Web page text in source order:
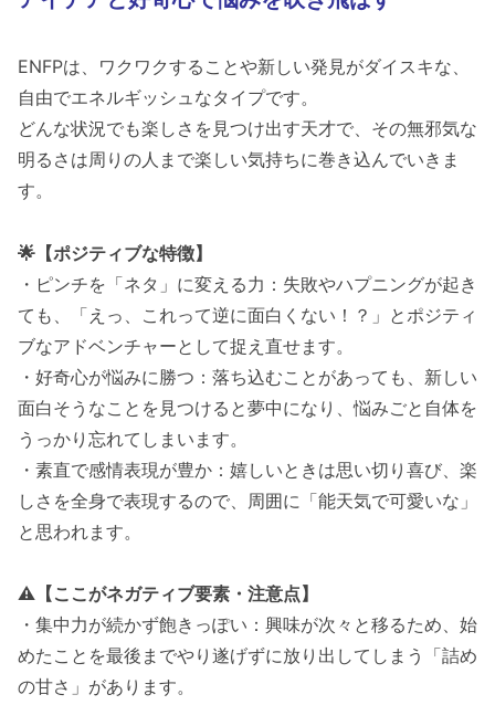
ENFPは、ワクワクすることや新しい発見がダイスキな、
自由でエネルギッシュなタイプです。
どんな状況でも楽しさを見つけ出す天才で、その無邪気な
明るさは周りの人まで楽しい気持ちに巻き込んでいきま
す。
🌟【ポジティブな特徴】
・ピンチを「ネタ」に変える力：失敗やハプニングが起き
ても、「えっ、これって逆に面白くない！？」とポジティ
ブなアドベンチャーとして捉え直せます。
・好奇心が悩みに勝つ：落ち込むことがあっても、新しい
面白そうなことを見つけると夢中になり、悩みごと自体を
うっかり忘れてしまいます。
・素直で感情表現が豊か：嬉しいときは思い切り喜び、楽
しさを全身で表現するので、周囲に「能天気で可愛いな」
と思われます。
⚠️【ここがネガティブ要素・注意点】
・集中力が続かず飽きっぽい：興味が次々と移るため、始
めたことを最後までやり遂げずに放り出してしまう「詰め
の甘さ」があります。